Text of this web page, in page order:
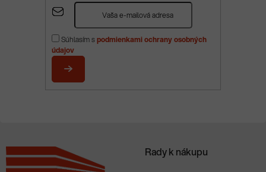
Súhlasím spodmienkami ochrany osobných
údajov
PRIHLÁSIŤ
Rady k nákupu